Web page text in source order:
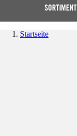
SORTIMENT
Startseite